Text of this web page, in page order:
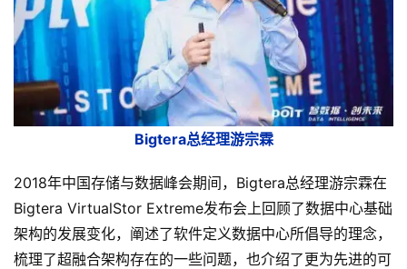
Bigtera总经理游宗霖
2018年中国存储与数据峰会期间，Bigtera总经理游宗霖在
Bigtera VirtualStor Extreme发布会上回顾了数据中心基础
架构的发展变化，阐述了软件定义数据中心所倡导的理念，
梳理了超融合架构存在的一些问题，也介绍了更为先进的可